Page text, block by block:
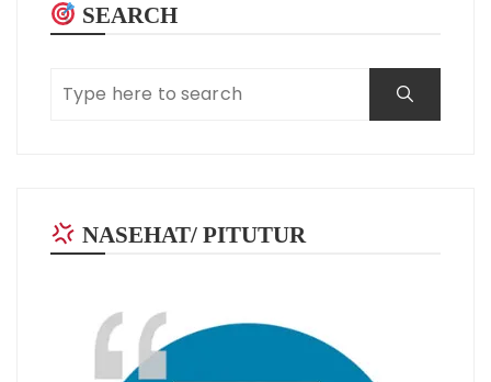
SEARCH
NASEHAT/ PITUTUR